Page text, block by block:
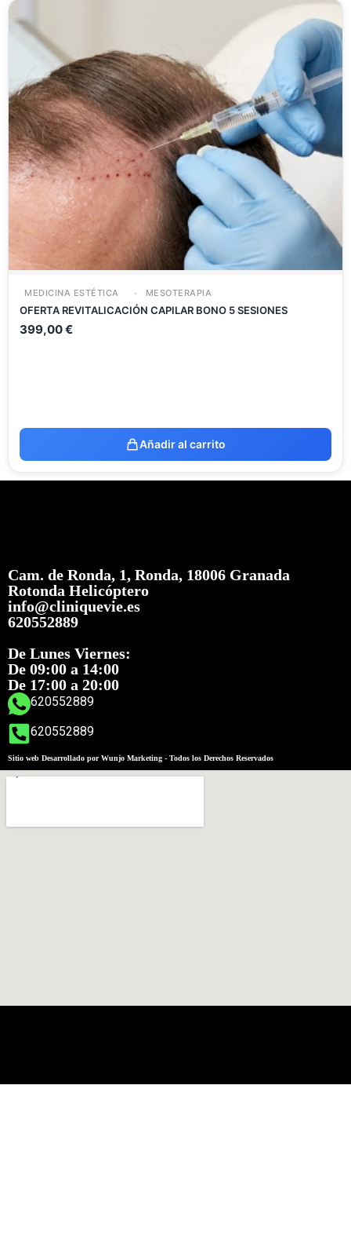
MEDICINA ESTÉTICA MESOTERAPIA
OFERTA REVITALICACIÓN CAPILAR BONO 5 SESIONES
399,00€
Añadir al carrito
Cam. de Ronda, 1, Ronda, 18006 Granada
Rotonda Helicóptero
info@cliniquevie.es
620552889
De Lunes Viernes:
De 09:00 a 14:00
De 17:00 a 20:00
620552889
620552889
Sitio web Desarrollado por Wunjo Marketing - Todos los Derechos Reservados